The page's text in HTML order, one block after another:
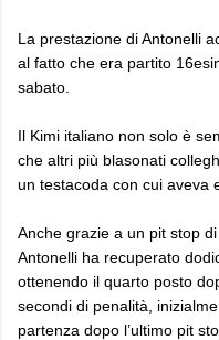
La prestazione di Antonelli
al fatto che era partito
sabato.
Il Kimi italiano non solo è
che altri più blasonati
un testacoda con cui aveva
Anche grazie a un pit stop
Antonelli ha recuperato
ottenendo il quarto posto
secondi di penalità,
partenza dopo l’ultimo pit